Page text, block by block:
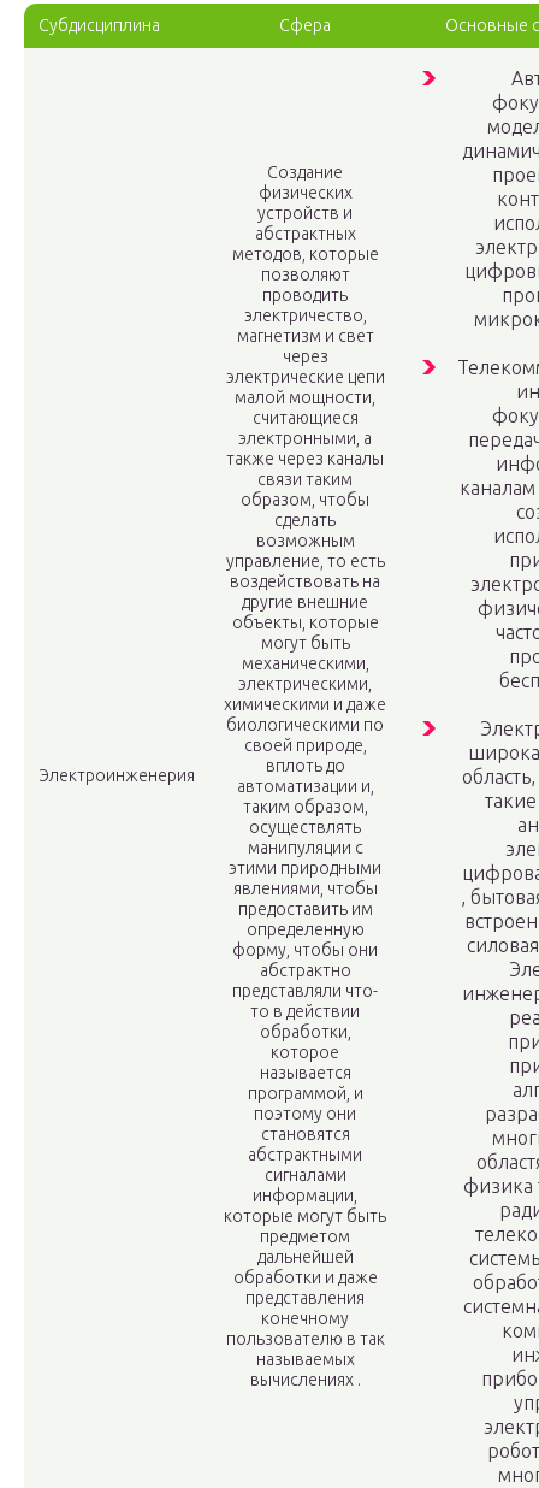
Субдисциплина Сфера Основные
Электроинженерия
Создание
физических
устройств и
абстрактных
методов, которые
позволяют
проводить
электричество,
магнетизм и свет
через
электрические цепи
малой мощности,
считающиеся
электронными, а
также через каналы
связи таким
образом, чтобы
сделать
возможным
управление, то есть
воздействовать на
другие внешние
объекты, которые
могут быть
механическими,
электрическими,
химическими и даже
биологическими по
своей природе,
вплоть до
автоматизации и,
таким образом,
осуществлять
манипуляции с
этими природными
явлениями, чтобы
предоставить им
определенную
форму, чтобы они
абстрактно
представляли что-
то в действии
обработки,
которое
называется
программой, и
поэтому они
становятся
абстрактными
сигналами
информации,
которые могут быть
предметом
дальнейшей
обработки и даже
представления
конечному
пользователю в так
называемых
вычислениях .
,
физика